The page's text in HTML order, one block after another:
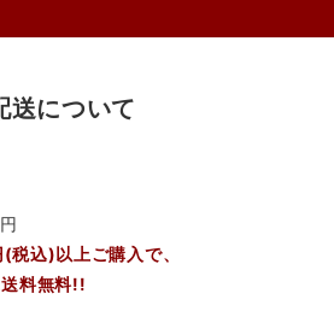
送について
込)以上ご購入で、
料無料!!